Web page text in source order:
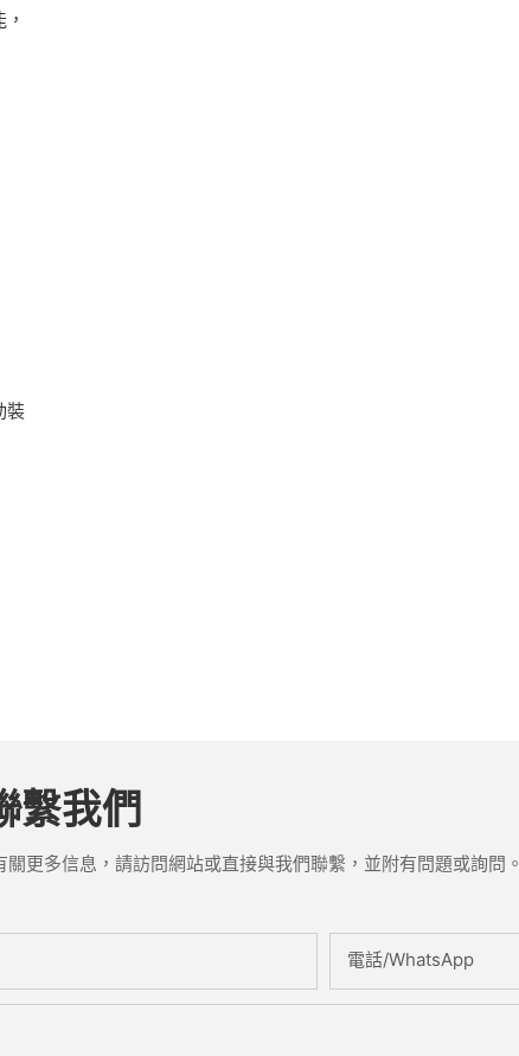
裝
繫我們
更多信息，請訪問網站或直接與我們聯繫，並附有問題或詢問。
電話/WhatsApp